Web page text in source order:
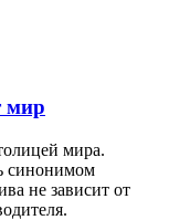
мир
мира.
синонимом
не зависит от